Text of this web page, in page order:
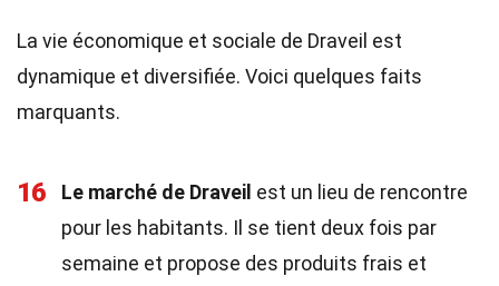
La vie économique et sociale de Draveil est
dynamique et diversifiée. Voici quelques faits
marquants.
16 Le marché de Draveil est un lieu de rencontre
pour les habitants. Il se tient deux fois par
semaine et propose des produits frais et